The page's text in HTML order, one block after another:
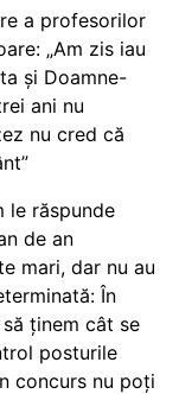
a profesorilor
„Am zis iau
și Doamne-
ani nu
nu cred că
le răspunde
de an
mari, dar nu au
În
ținem cât se
posturile
concurs nu poți